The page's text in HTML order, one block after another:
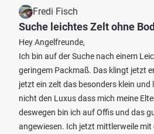
Fredi Fisch
Suche leichtes Zelt ohne
Hey Angelfreunde,
Ich bin auf der Suche nach einem
geringem Packmaß. Das klingt jetzt
jetzt ein zelt das besonders klein und
nicht den Luxus dass mich meine
deswegen bin ich auf Offis und das
angewiesen. Ich jetzt mittlerweile